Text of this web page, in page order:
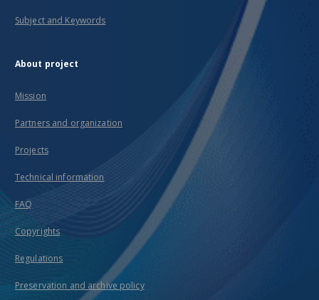
Subject and Keywords
About project
Mission
Partners and organization
Projects
Technical information
FAQ
Copyrights
Regulations
Preservation and archive policy